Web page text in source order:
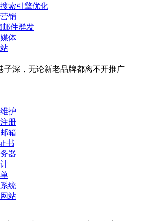
索引擎优化
销
邮件群发
体
子深，无论新老品牌都离不开推广
护
册
箱
书
器
统
站